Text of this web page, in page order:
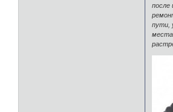
после
пути,
места